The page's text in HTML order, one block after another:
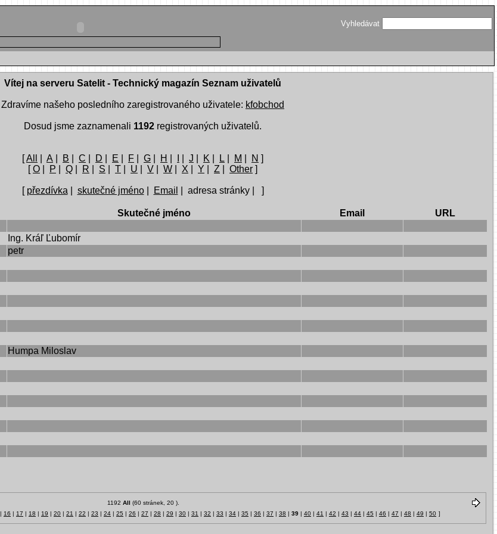
Vyhledávat
Vítej na serveru Satelit - Technický magazín Seznam uživatelů
Zdravíme našeho posledního zaregistrovaného uživatele: kfobchod
Dosud jsme zaznamenali 1192 registrovaných uživatelů.
[All A B C D E F G H J K L M N ]
[O P Q R S T U V W X Y Z Other ]
[ přezdívka skutečné jméno| Email | adresa stránky | ]
Skutečné jméno Email
URL
Ing. Kráľ Ľubomír
petr
Humpa Miloslav
1192 All (60 stránek, 20 ).
| 16 | 17 | 18 | 19 | 20 | 21 | 22 | 23 | 24 | 25 | 26 | 27 | 28 | 29 | 30 | 31 | 32 | 33 | 34 | 35 | 36 | 37 | 38 | 39 | 40 | 41 | 42 | 43 | 44 | 45 | 46 | 47 | 48 | 49 | 50 ]